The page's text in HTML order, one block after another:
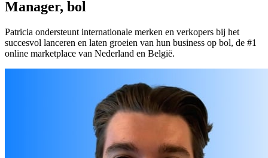
Manager, bol
Patricia ondersteunt internationale merken en verkopers bij het
succesvol lanceren en laten groeien van hun business op bol, de #1
online marketplace van Nederland en België.